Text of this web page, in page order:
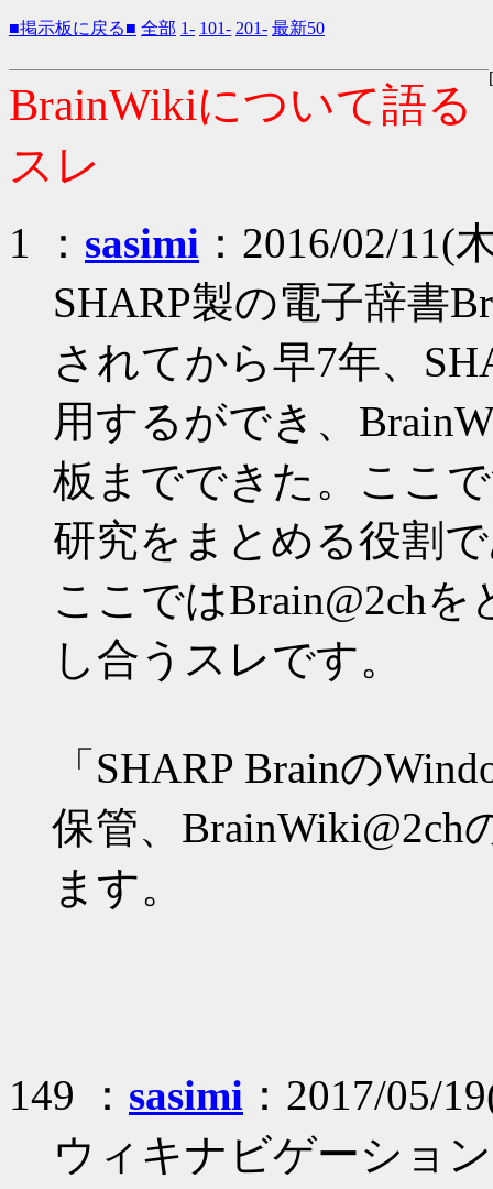
■掲示板に戻る■ 全部 1- 101- 201- 最新50
BrainWikiについて語る
スレ
1 ： sasimi ：2016/02/11(
SHARP製の電子辞書
されてから早7年、
用するができ、
板までできた。ここ
研究をまとめる役割
ここではBrain@2ch
し合うスレです。
「SHARP Brainの
保管、BrainWiki@2ch
ます。
149 ： sasimi ：2017/05/
ウィキナビゲーショ